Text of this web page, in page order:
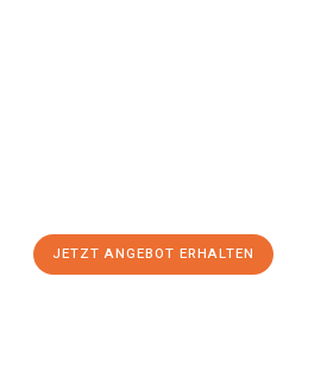
JETZT ANGEBOT ERHALTEN